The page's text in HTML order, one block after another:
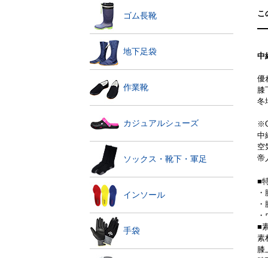
ゴム長靴
地下足袋
作業靴
カジュアルシューズ
ソックス・靴下・軍足
インソール
手袋
こ
中
優
膝
冬
中
空
帝
■
■
素
膝